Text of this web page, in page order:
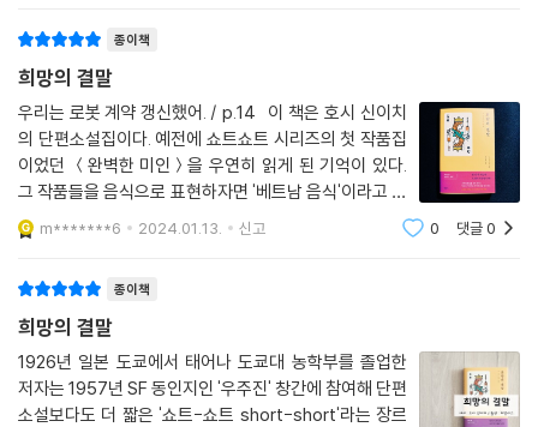
돈이 수중에 주어진다면? 그렇다면 그 대가로 당신은 당신을 기다리는 타
락에 몸을 맡길 수 있겠는가? 이 책 『희망의 결말』에서는 지루한 현실을 견
뎌 내기보다 기어이 우리 앞에 주어진 타락에 몸을 맡기기를 선택한 자들
의 갸륵한 여정이 펼쳐진다. 뇌세포를 자극하는 호시 신이치식 SF 하드보
일드를 지금 바로 만나 보자.
“나는 평범한 인간이 아님을 입증하기 위해
예측 가능한 안온한 내일과 롤러코스터를 타듯
매일매일이 변하는 오늘 중 하나를 고를 수 있다면,
당신이 바라 마지않는 결말은?!
기막힌 비틀기가 돋보이는 11편의 이야기
종이책
희망의 결말
우리는 로봇 계약 갱신했어. / p.14 이 책은 호시 신이치
의 단편소설집이다. 예전에 쇼트쇼트 시리즈의 첫 작품집
이었던 ＜완벽한 미인＞을 우연히 읽게 된 기억이 있다.
그 작품들을 음식으로 표현하자면 '베트남 음식'이라고 대
답할 수 있을 것 같다. 지금은 음식의 맛은 지워지고 없지
만 처음 접했을 때의 느낌이 잊혀지지 않아 종종 떠오르는
m*******6 2024.01.13. 신고 0 댓글0
종이책
희망의 결말
1926년 일본 도쿄에서 태어나 도쿄대 농학부를 졸업한
저자는 1957년 SF 동인지인 '우주진' 창간에 참여해 단편
소설보다도 더 짧은 '쇼트-쇼트 short-short'라는 장르